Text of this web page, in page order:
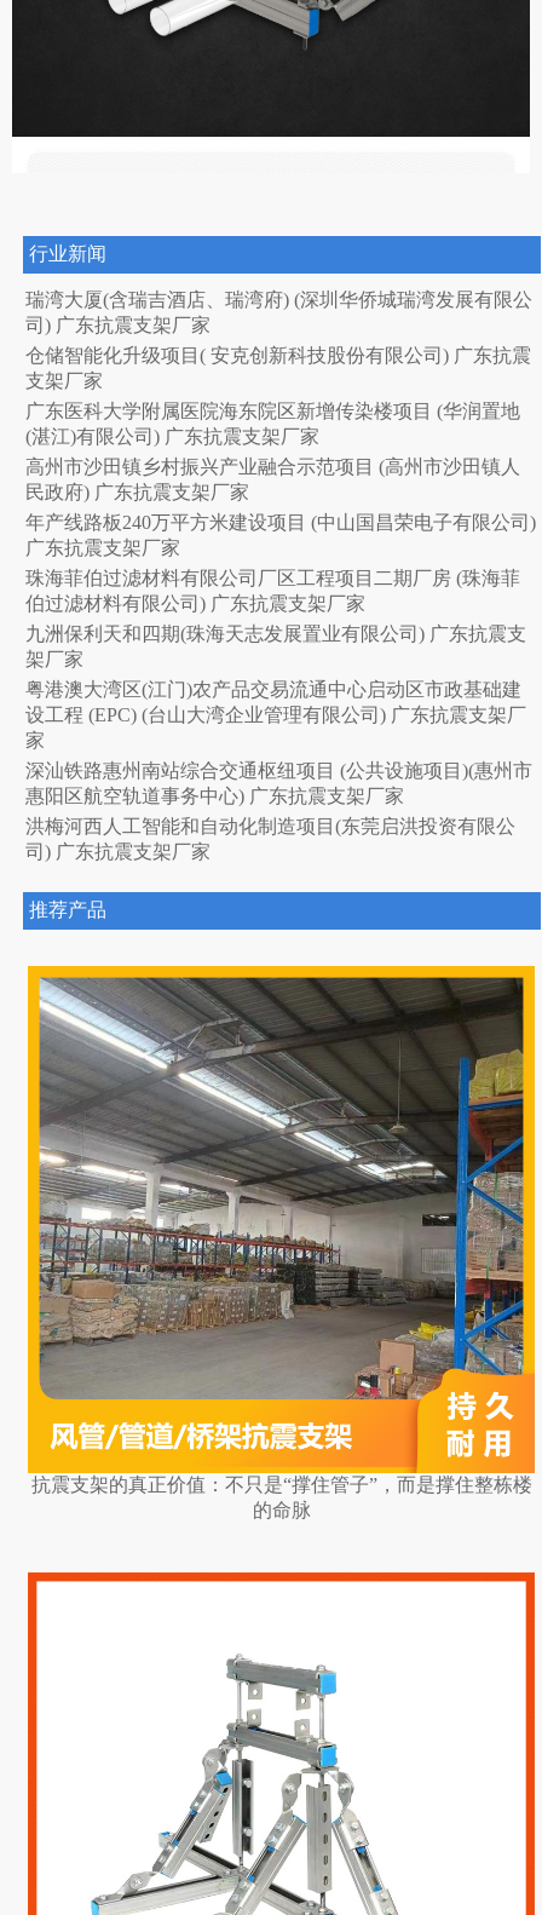
行业新闻
瑞湾大厦(含瑞吉酒店、瑞湾府) (深圳华侨城瑞湾发展有限公
司) 广东抗震支架厂家
仓储智能化升级项目( 安克创新科技股份有限公司) 广东抗震
支架厂家
广东医科大学附属医院海东院区新增传染楼项目 (华润置地
(湛江)有限公司) 广东抗震支架厂家
高州市沙田镇乡村振兴产业融合示范项目 (高州市沙田镇人
民政府) 广东抗震支架厂家
年产线路板240万平方米建设项目 (中山国昌荣电子有限公司)
广东抗震支架厂家
珠海菲伯过滤材料有限公司厂区工程项目二期厂房 (珠海菲
伯过滤材料有限公司) 广东抗震支架厂家
九洲保利天和四期(珠海天志发展置业有限公司) 广东抗震支
架厂家
粤港澳大湾区(江门)农产品交易流通中心启动区市政基础建
设工程 (EPC) (台山大湾企业管理有限公司) 广东抗震支架厂
家
深汕铁路惠州南站综合交通枢纽项目 (公共设施项目)(惠州市
惠阳区航空轨道事务中心) 广东抗震支架厂家
洪梅河西人工智能和自动化制造项目(东莞启洪投资有限公
司) 广东抗震支架厂家
推荐产品
抗震支架的真正价值：不只是“撑住管子”，而是撑住整栋楼
的命脉